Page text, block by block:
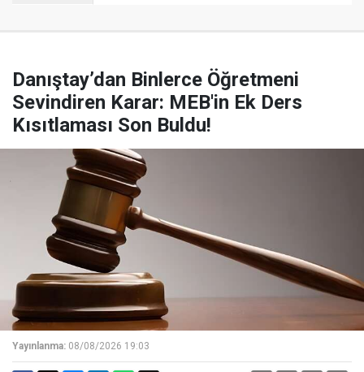
Danıştay’dan Binlerce Öğretmeni
Sevindiren Karar: MEB'in Ek Ders
Kısıtlaması Son Buldu!
Yayınlanma: 08/08/2026 19:03